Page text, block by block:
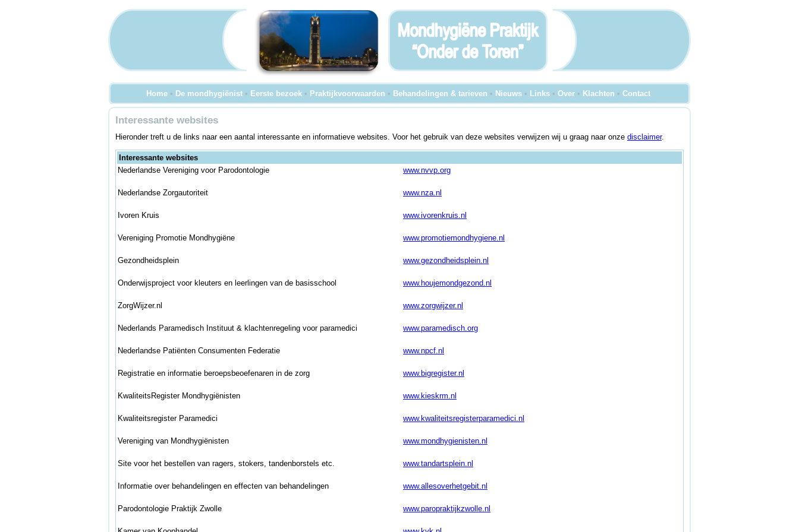
Home • De mondhygiënist • Eerste bezoek • Praktijkvoorwaarden • Behandelingen & tarieven • Nieuws • Links • Over • Klachten • Contact
Interessante websites
Hieronder treft u de links naar een aantal interessante en informatieve websites. Voor het gebruik van deze websites verwijzen wij u graag naar onze disclaimer.
Interessante websites
Nederlandse Vereniging voor Parodontologie
www.nvvp.org
Nederlandse Zorgautoriteit www.nza.nl
Ivoren Kruis www.ivorenkruis.nl
Vereniging Promotie Mondhygiëne www.promotiemondhygiene.nl
Gezondheidsplein www.gezondheidsplein.nl
Onderwijsproject voor kleuters en leerlingen van de basisschool www.houjemondgezond.nl
ZorgWijzer.nl www.zorgwijzer.nl
Nederlands Paramedisch Instituut & klachtenregeling voor paramedici www.paramedisch.org
Nederlandse Patiënten Consumenten Federatie www.npcf.nl
Registratie en informatie beroepsbeoefenaren in de zorg www.bigregister.nl
KwaliteitsRegister Mondhygiënisten www.kieskrm.nl
Kwaliteitsregister Paramedici www.kwaliteitsregisterparamedici.nl
Vereniging van Mondhygiënisten www.mondhygienisten.nl
Site voor het bestellen van ragers, stokers, tandenborstels etc. www.tandartsplein.nl
Informatie over behandelingen en effecten van behandelingen www.allesoverhetgebit.nl
Parodontologie Praktijk Zwolle www.paropraktijkzwolle.nl